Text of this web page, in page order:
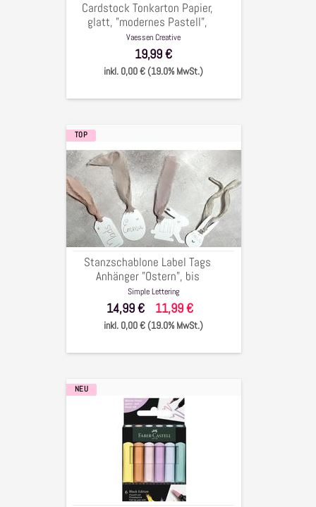
216g/qm,
Cardstock Tonkarton Papier,
glatt, "modernes Pastell",
11,4x30,5 cm, 216g/qm, 60
Bögen
Vaessen Creative
19,99 €
inkl. 0,00 € (19.0% MwSt.)
Stanzschablone
Label
Tags
Anhänger
"Ostern",
bis
7x7,5cm,
tlg.
TOP
Stanzschablone Label Tags
Anhänger "Ostern", bis
7x7,5cm, 4-tlg.
Simple Lettering
14,99 € 11,99 €
inkl. 0,00 € (19.0% MwSt.)
Pinselstifte
NEU